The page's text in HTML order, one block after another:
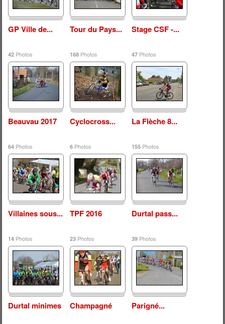
GP Ville de...
42Photos
Tour du Pays...
168Photos
Stage CSF -...
47Photos
Beauvau 2017
64Photos
Cyclocross...
6Photos
La Flèche 8...
155Photos
Villaines sous...
14Photos
TPF 2016
23Photos
Durtal pass...
39Photos
Durtal minimes Champagné Parigné...